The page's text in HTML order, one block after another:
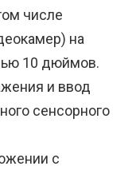
числе
на
10 дюймов.
и ввод
сенсорного
с